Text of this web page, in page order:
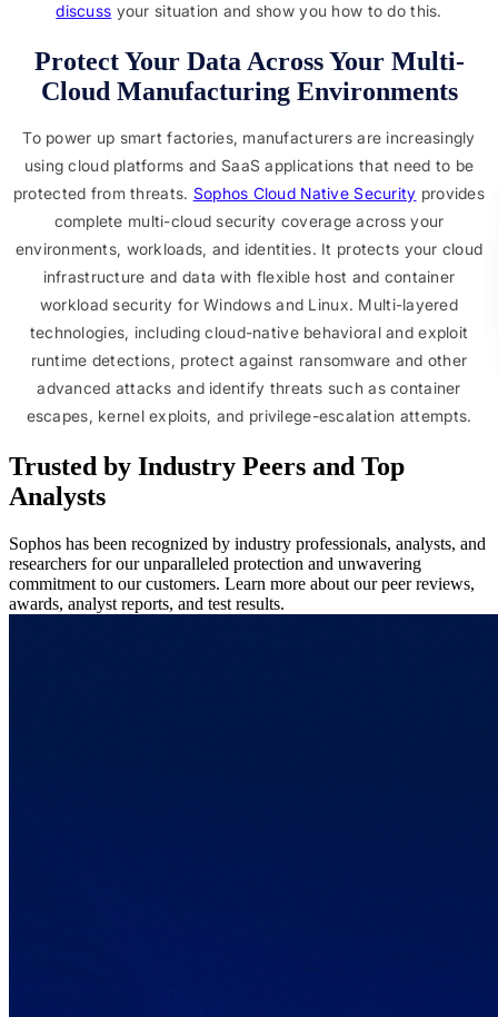
discuss your situation and show you how to do this.
Protect Your Data Across Your Multi-
Cloud Manufacturing Environments
To power up smart factories, manufacturers are increasingly
using cloud platforms and SaaS applications that need to be
protected from threats. Sophos Cloud Native Security provides
complete multi-cloud security coverage across your
environments, workloads, and identities. It protects your cloud
infrastructure and data with flexible host and container
workload security for Windows and Linux. Multi-layered
technologies, including cloud-native behavioral and exploit
runtime detections, protect against ransomware and other
advanced attacks and identify threats such as container
escapes, kernel exploits, and privilege-escalation attempts.
Trusted by Industry Peers and Top
Analysts
Sophos has been recognized by industry professionals, analysts, and
researchers for our unparalleled protection and unwavering
commitment to our customers. Learn more about our peer reviews,
awards, analyst reports, and test results.